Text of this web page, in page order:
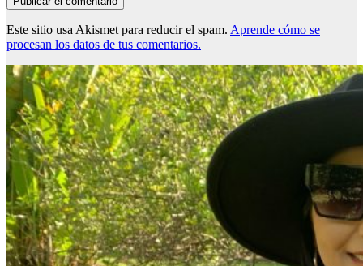
Este sitio usa Akismet para reducir el spam. Aprende cómo se
procesan los datos de tus comentarios.